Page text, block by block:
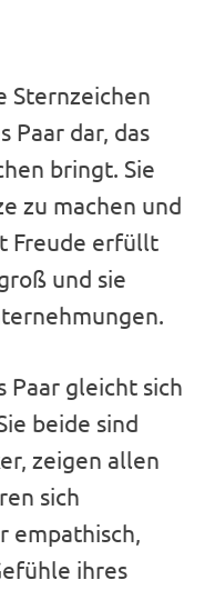
Sternzeichen
Paar dar, das
bringt. Sie
zu machen und
Freude erfüllt
und sie
Paar gleicht sich
beide sind
zeigen allen
sich
empathisch,
ihres